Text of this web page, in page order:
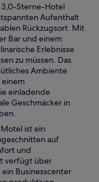
3,0-Sterne-Hotel
Aufenthalt
Rückzugsort. Mit
Bar und einem
Erlebnisse
zu müssen. Das
Ambiente
einladende
Geschmäcker in
Motel ist ein
auf
und
verfügt über
Businesscenter